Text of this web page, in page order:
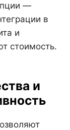
—
в
и
стоимость.
и